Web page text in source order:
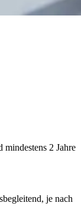
2 Jahre
je nach